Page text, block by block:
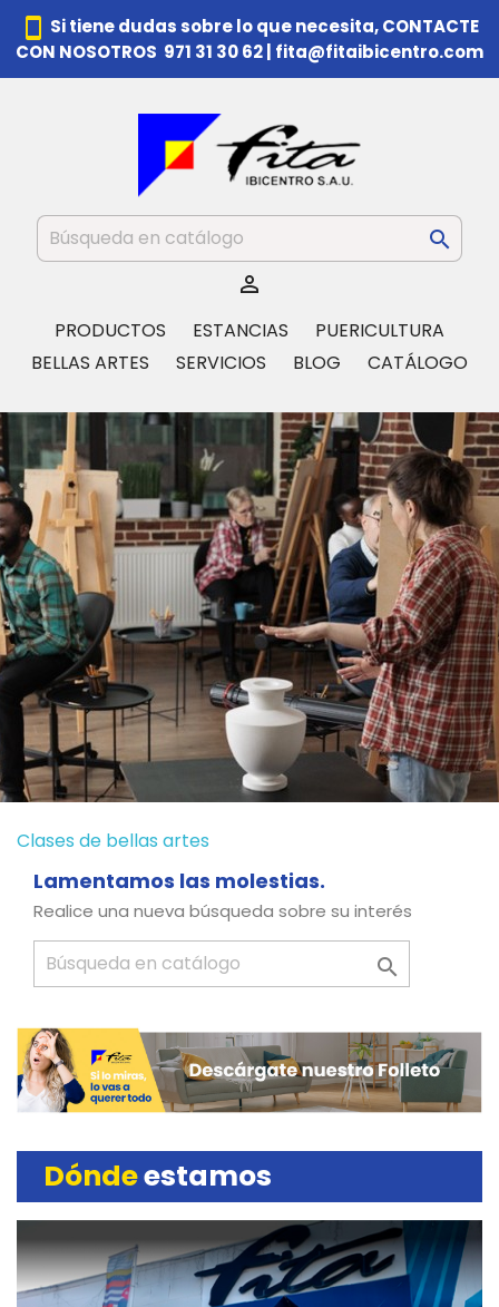
smartphone Si tiene dudas sobre lo que necesita,CONTACTE
CON NOSOTROS 971 31 30 62| fita@fitaibicentro.com


PRODUCTOS ESTANCIAS
PUERICULTURA
BELLAS ARTES
SERVICIOS BLOG CATÁLOGO
Clases de bellas artes
Lamentamos las molestias.
Realice una nueva búsqueda sobre su interés

Dóndeestamos